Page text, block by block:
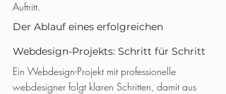
Auftritt.
Der Ablauf eines erfolgreichen
Webdesign-Projekts: Schritt für Schritt
Ein Webdesign-Projekt mit professionelle
webdesigner folgt klaren Schritten, damit aus